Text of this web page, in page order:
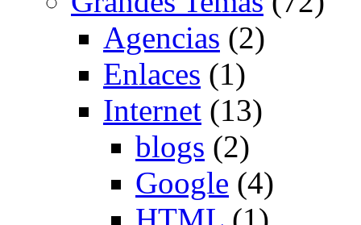
Agencias (2)
Enlaces (1)
Internet (13)
blogs (2)
Google (4)